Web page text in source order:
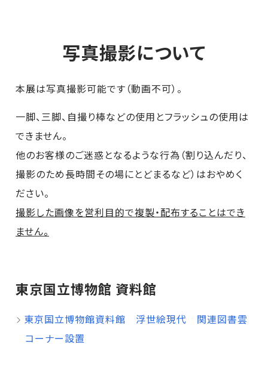
写真撮影について
本展は写真撮影可能です（動画不可）。
一脚、三脚、自撮り棒などの使用とフラッシュの使用は
できません。
他のお客様のご迷惑となるような行為（割り込んだり、
撮影のため長時間その場にとどまるなど）はおやめく
ださい。
撮影した画像を営利目的で複製・配布することはでき
ません。
東京国立博物館 資料館
東京国立博物館資料館 浮世絵現代 関連図書雲
コーナー設置